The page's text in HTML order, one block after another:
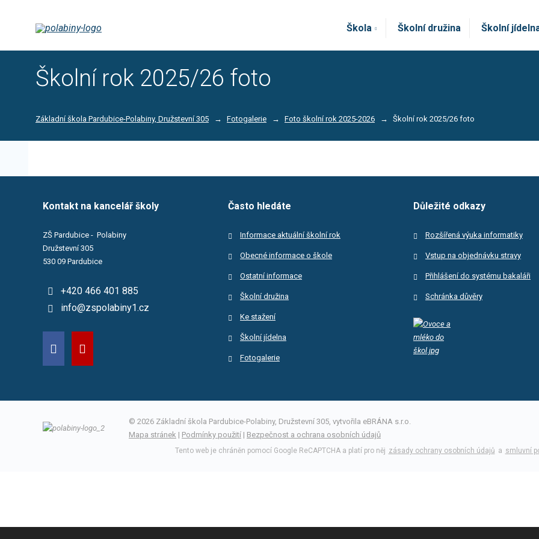
Škola Školní družina Školní
Školní rok 2025/26 foto
Základní škola Pardubice-Polabiny, Družstevní 305 Fotogalerie Foto školní rok 2025-2026 Školní rok 2025/26 foto
Kontakt na kancelář školy
ZŠ Pardubice - Polabiny
Družstevní 305
530 09 Pardubice
+420 466 401 885
info@zspolabiny1.cz
Často hledáte
Informace aktuální školní rok
Obecné informace o škole
Ostatní informace
Školní družina
Ke stažení
Školní jídelna
Fotogalerie
Důležité odkazy
Rozšířená výuka informatiky
Vstup na objednávku stravy
Přihlášení do systému bakaláři
Schránka důvěry
© 2026 Základní škola Pardubice-Polabiny, Družstevní 305, vytvořila eBRÁNA s.r.o.
Mapa stránek | Podmínky použití | Bezpečnost a ochrana osobních údajů
Tento web je chráněn pomocí Google ReCAPTCHA a platí pro něj zásady ochrany osobních údajů a smluvní